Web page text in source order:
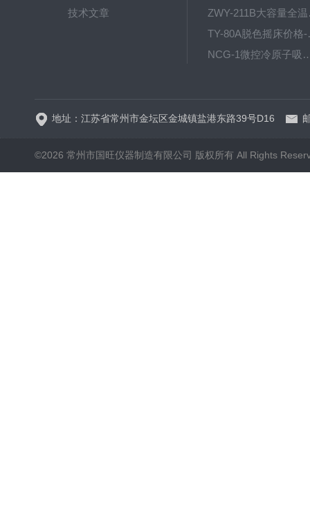
技术文章
TY-
NCG-1微控冷
地址：江苏省常州市金坛区金城镇盐港东路39号D16
©2026 常州市国旺仪器制造有限公司 版权所有 All Rights